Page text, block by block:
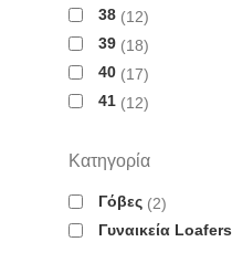
38
12
39
18
40
17
41
12
Κατηγορία
Γόβες
2
Γυναικεία Loafers